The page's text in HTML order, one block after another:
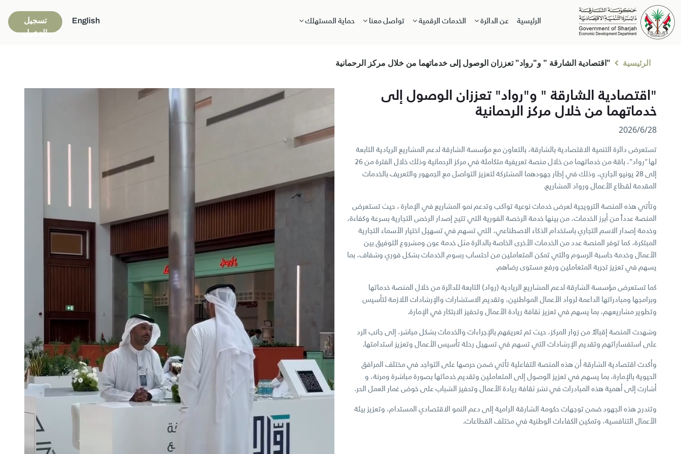
الرئيسية عن الدائرة الخدمات الرقمية تواصل معنا حماية المستهلك English
تسجيل
الدخول
الرئيسية "اقتصادية الشارقة " و"رواد" تعززان الوصول إلى خدماتهما من خلال مركز الرحمانية
"اقتصادية الشارقة " و"رواد" تعززان الوصول إلى
خدماتهما من خلال مركز الرحمانية
28‏/6‏/2026
تستعرض دائرة التنمية الاقتصادية بالشارقة، بالتعاون مع مؤسسة الشارقة لدعم المشاريع الريادية التابعة
لها “رواد”، باقة من خدماتهما من خلال منصة تعريفية متكاملة في مركز الرحمانية وذلك خلال الفترة من 26
إلى 28 يونيو الجاري، وذلك في إطار جهودهما المشتركة لتعزيز التواصل مع الجمهور والتعريف بالخدمات
المقدمة لقطاع الأعمال ورواد المشاريع.
وتأتي هذه المنصة الترويجية لعرض خدمات نوعية تواكب وتدعم نمو المشاريع في الإمارة ، حيث تستعرض
المنصة عدداً من أبرز الخدمات، من بينها خدمة الرخصة الفورية التي تتيح إصدار الرخص التجارية بسرعة وكفاءة،
وخدمة إصدار الاسم التجاري باستخدام الذكاء الاصطناعي، التي تسهم في تسهيل اختيار الأسماء التجارية
المبتكرة، كما توفر المنصة عدد من الخدمات الأخرى الخاصة بالدائرة مثل خدمة عون ومشروع التوفيق بين
الأعمال وخدمة حاسبة الرسوم والتي تمكن المتعاملين من احتساب رسوم الخدمات بشكل فوري وشفاف، بما
يسهم في تعزيز تجربة المتعاملين ورفع مستوى رضاهم.
كما تستعرض مؤسسة الشارقة لدعم المشاريع الريادية (رواد) التابعة للدائرة من خلال المنصة خدماتها
وبرامجها ومبادراتها الداعمة لرواد الأعمال المواطنين، وتقديم الاستشارات والإرشادات اللازمة لتأسيس
وتطوير مشاريعهم، بما يسهم في تعزيز ثقافة ريادة الأعمال وتحفيز الابتكار في الإمارة.
وشهدت المنصة إقبالاً من زوار المركز، حيث تم تعريفهم بالإجراءات والخدمات بشكل مباشر، إلى جانب الرد
على استفساراتهم وتقديم الإرشادات التي تسهم في تسهيل رحلة تأسيس الأعمال وتعزيز استدامتها.
وأكدت اقتصادية الشارقة أن هذه المنصة التفاعلية تأتي ضمن حرصها على التواجد في مختلف المرافق
الحيوية بالإمارة، بما يسهم في تعزيز الوصول إلى المتعاملين وتقديم خدماتها بصورة مباشرة ومرنة، و
أشارت إلى أهمية هذه المبادرات في نشر ثقافة ريادة الأعمال وتحفيز الشباب على خوض غمار العمل الحر.
وتندرج هذه الجهود ضمن توجهات حكومة الشارقة الرامية إلى دعم النمو الاقتصادي المستدام، وتعزيز بيئة
الأعمال التنافسية، وتمكين الكفاءات الوطنية في مختلف القطاعات.